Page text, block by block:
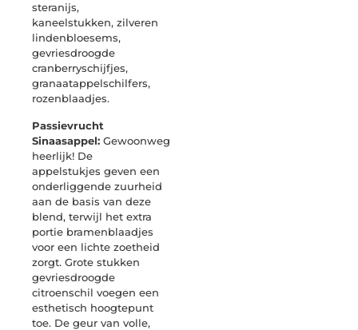
steranijs,
kaneelstukken, zilveren
lindenbloesems,
gevriesdroogde
cranberryschijfjes,
granaatappelschilfers,
rozenblaadjes.
Passievrucht
Sinaasappel: Gewoonweg
heerlijk! De
appelstukjes geven een
onderliggende zuurheid
aan de basis van deze
blend, terwijl het extra
portie bramenblaadjes
voor een lichte zoetheid
zorgt. Grote stukken
gevriesdroogde
citroenschil voegen een
esthetisch hoogtepunt
toe. De geur van volle,